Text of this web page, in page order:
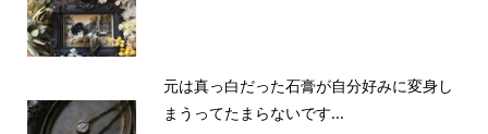
元は真っ白だった石膏が自分好みに変身し
まうってたまらないです...